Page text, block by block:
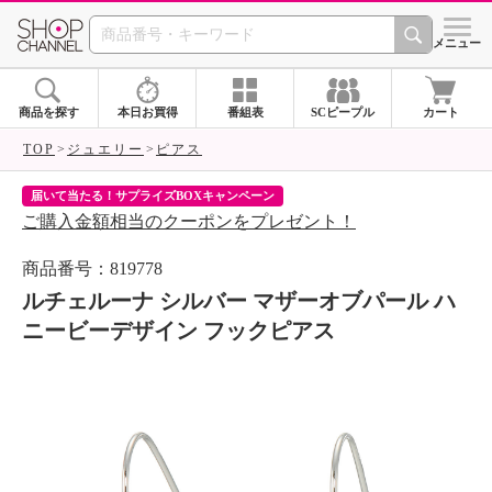
SHOP CHANNEL シメニュー
商品を探す 本日お買得 番組表 SCピープル カート
TOP ジュエリー ピアス
届いて当たる！サプライズBOXキャンペーン
ご購入金額相当のクーポンをプレゼント！
商品番号：819778
ルチェルーナ シルバー マザーオブパール ハ
ニービーデザイン フックピアス